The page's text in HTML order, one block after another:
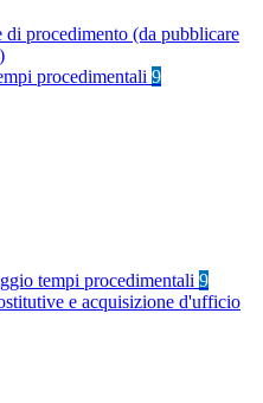
di procedimento (da pubblicare
procedimentali 9
tempi procedimentali 9
e acquisizione d'ufficio